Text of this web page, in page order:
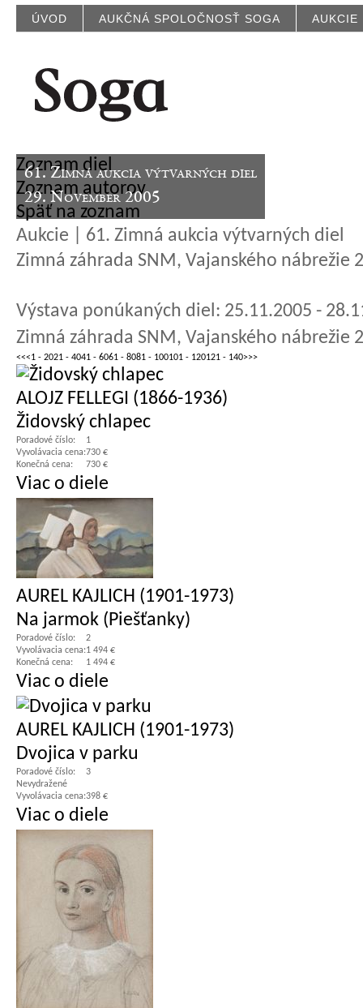
ÚVOD AUKČNÁ SPOLOČNOSŤ SOGA AUKCIE
61. Zimná aukcia výtvarných diel
29. November 2005
Zoznam diel
Zoznam autorov
Späť na zoznam
Aukcie | 61. Zimná aukcia výtvarných diel
Zimná záhrada SNM, Vajanského nábrežie
Výstava ponúkaných diel: 25.11.2005 -
Zimná záhrada SNM, Vajanského nábrežie
<<<1 - 2021 - 4041 - 6061 - 8081 - 100101 - 120121 - 140>>>
ALOJZ FELLEGI (1866-1936)
Židovský chlapec
Poradové číslo:
1
Vyvolávacia cena:730 €
Konečná cena:
730 €
Viac o diele
AUREL KAJLICH (1901-1973)
Na jarmok (Piešťanky)
Poradové číslo:
2
Vyvolávacia cena:1 494 €
Konečná cena:
1 494 €
Viac o diele
AUREL KAJLICH (1901-1973)
Dvojica v parku
Poradové číslo:
3
Nevydražené
Vyvolávacia cena:398 €
Viac o diele